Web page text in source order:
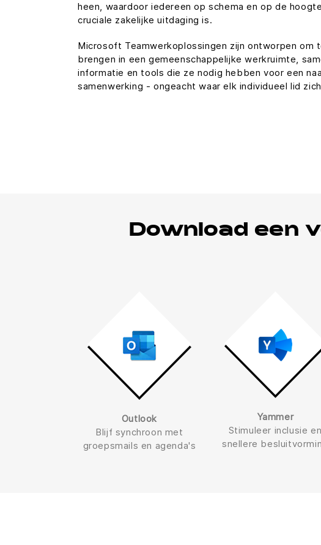
heen, waardoor iedereen op schema en op de
cruciale zakelijke uitdaging is.
Microsoft Teamwerkoplossingen zijn ontworpen om
brengen in een gemeenschappelijke werkruimte,
informatie en tools die ze nodig hebben voor een
samenwerking - ongeacht waar elk individueel lid
Download een
Outlook
Blijf synchroon met
groepsmails en agenda's
Yammer
Stimuleer inclusie en
snellere